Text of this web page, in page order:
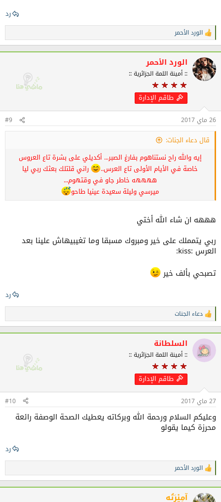
رد
ا
ل
ت
ف
ا
ع
الورد الأحمر
الورد الأحمر
:: أمينة اللمة الجزائرية ::
طاقم الإدارة
26 ماي 2017 #9
قال دعاء الجنات:
إيه والله راح نستناهوم بفارغ الصبر... أكديلي على بشرة تاع العروس
خاصة في الأيام الأولى تاع العرس..
راني قلتلك بعثك ربي ليا
ههههه خاطر جاو في وقتهوم...
ميرسي وليلة سعيدة عينيا طاحو
هههه ان شاء الله أختي
ربي يتمملك على خير ومبروك مسبقا وما تغيبيهاش علينا بعد
العرس :kiss:
تصبحي بألف خير
رد
ا
ل
ت
ف
ع
دعاء الجنات
السلطانة
:: أمينة اللمة الجزائرية ::
طاقم الإدارة
27 ماي 2017 #10
وعليكم السلام ورحمة الله وبركاته يعطيك الصحة الوصفة رائعة
محرزة كيما يقولو
رد
ا
ل
ت
ف
الورد الأحمر
آمِيْرَتُه